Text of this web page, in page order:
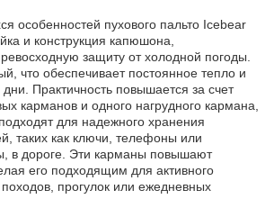
особенностей пухового пальто Icebear
и конструкция капюшона,
защиту от холодной погоды.
что обеспечивает постоянное тепло и
Практичность повышается за счет
карманов и одного нагрудного кармана,
для надежного хранения
таких как ключи, телефоны или
в дороге. Эти карманы повышают
его подходящим для активного
прогулок или ежедневных